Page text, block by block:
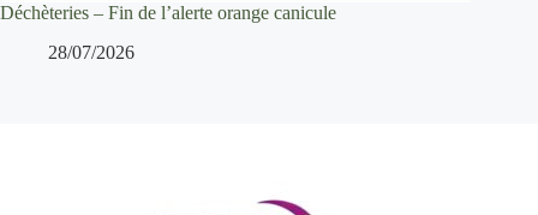
Déchèteries – Fin de l’alerte orange canicule
28/07/2026